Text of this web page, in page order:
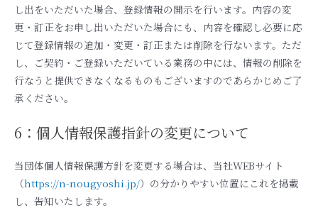
し出をいただいた場合、登録情報の開示を行います。内容の変
更・訂正をお申し出いただいた場合にも、内容を確認し必要に応
じて登録情報の追加・変更・訂正または削除を行ないます。ただ
し、ご契約・ご登録いただいている業務の中には、情報の削除を
行なうと提供できなくなるものもございますのであらかじめご了
承ください。
6：個人情報保護指針の変更について
当団体個人情報保護方針を変更する場合は、当社WEBサイト
（https://n-nougyoshi.jp/）の分かりやすい位置にこれを掲載
し、告知いたします。